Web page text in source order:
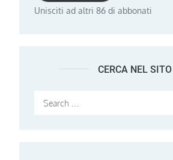
Unisciti ad altri 86 di abbonati
CERCA NEL SITO
Search